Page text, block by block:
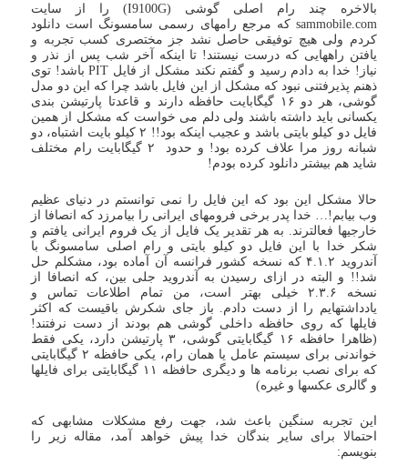
بالاخره چند رام اصلی گوشی (I9100G) را از سایت
sammobile.com که مرجع رامهای رسمی سامسونگ است دانلود
کردم ولی هیچ توفیقی حاصل نشد جز مختصری کسب تجربه و
یافتن راههایی که درست نیستند! تا اینکه آخر شب پس از نذر و
نیاز! خدا به دادم رسید و گفتم نکند مشکل از فایل PIT باشد! توی
ذهنم پذیرفتنی نبود که مشکل از این فایل باشد چرا که این دو مدل
گوشی، هر دو ۱۶ گیگابایت حافظه دارند و قاعدتا پارتیشن بندی
یکسانی باید داشته باشند ولی دلم می خواست که مشکل از همین
فایل دو کیلو بایتی باشد و عجیب اینکه بود!! ۲ کیلو بایت اشتباه، دو
شبانه روز مرا علاف کرده بود! و حدود ۲ گیگابایت رام مختلف
شاید هم بیشتر دانلود کرده بودم!
حالا مشکل این بود که این فایل را نمی توانستم در دنیای عظیم
وب بیابم!… خدا پدر برخی فرومهای ایرانی را بیامرزد که انصافا از
خارجیها فعالترند. به هر تقدیر یک فایل از یک فروم ایرانی یافتم و
شکر خدا با این فایل دو کیلو بایتی و رام اصلی سامسونگ با
آندروید ۴.۱.۲ که نسخه کشور فرانسه آن آماده بود، مشکلم حل
شد!! و البته در ازای رسیدن به آندروید جلی بین، که انصافا از
نسخه ۲.۳.۶ خیلی بهتر است، من تمام اطلاعات تماس و
یادداشتهایم را از دست دادم. باز جای شکرش باقیست که اکثر
فایلها که روی حافظه داخلی گوشی هم بودند از دست نرفتند!
(ظاهرا حافظه ۱۶ گیگابایتی گوشی، ۳ پارتیشن دارد، یکی فقط
خواندنی برای سیستم عامل یا همان رام، یکی حافظه ۲ گیگابایتی
که برای نصب برنامه ها و دیگری حافظه ۱۱ گیگابایتی برای فایلها
و گالری عکسها و غیره)
این تجربه سنگین باعث شد، جهت رفع مشکلات مشابهی که
احتمالا برای سایر بندگان خدا پیش خواهد آمد، مقاله زیر را
بنویسم: